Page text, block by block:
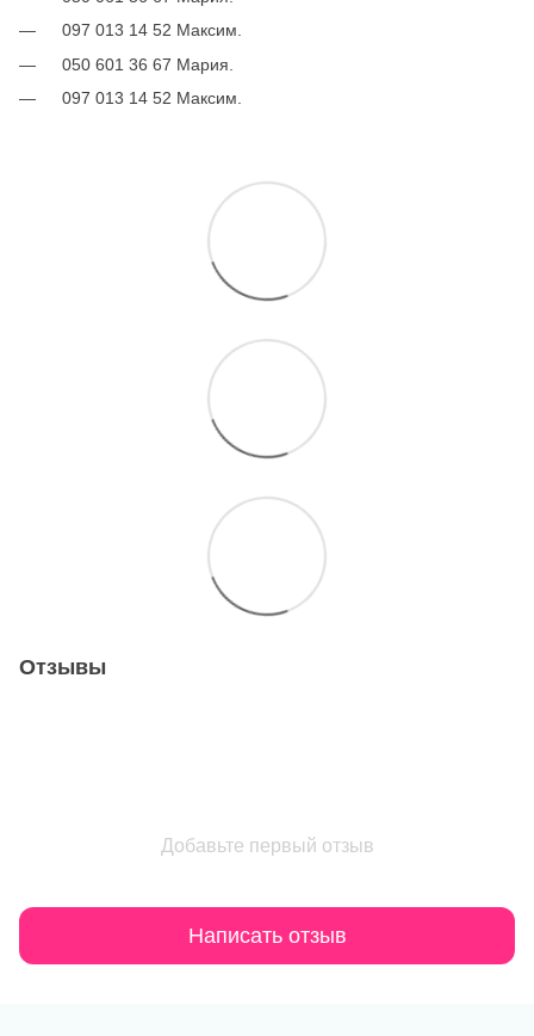
097 013 14 52 Максим.
050 601 36 67 Мария.
097 013 14 52 Максим.
Отзывы
Добавьте первый отзыв
Написать отзыв